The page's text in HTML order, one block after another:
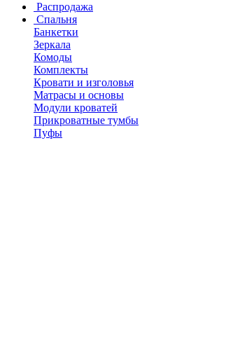
Распродажа
Спальня
Банкетки
Зеркала
Комоды
Комплекты
Кровати и изголовья
Матрасы и основы
Модули кроватей
Прикроватные тумбы
Пуфы